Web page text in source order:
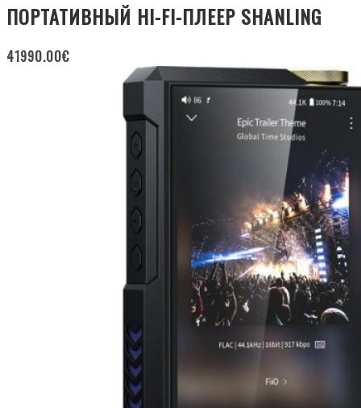
ПОРТАТИВНЫЙ HI-FI-ПЛЕЕР SHANLING
41990.00€